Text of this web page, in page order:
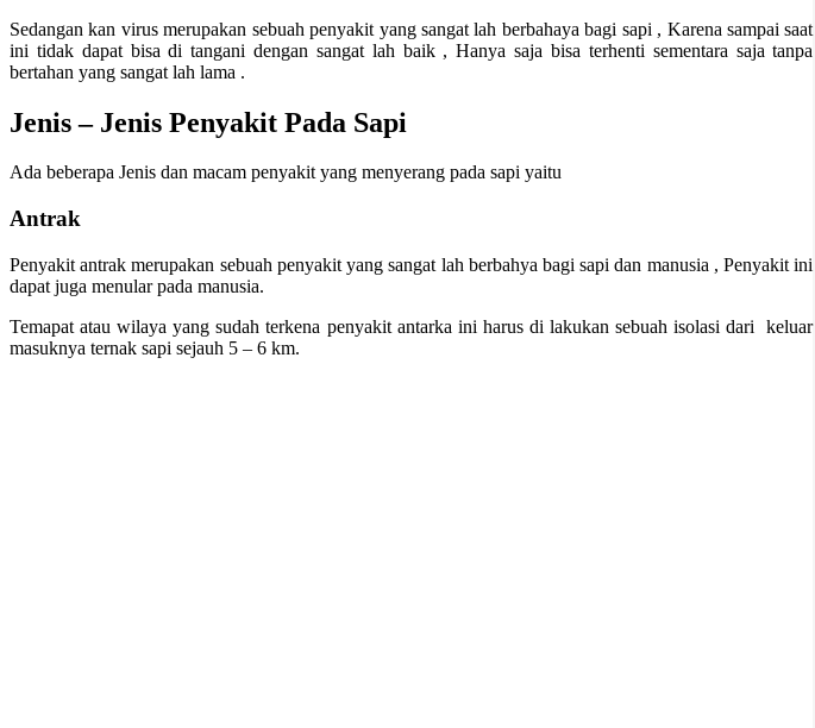
Sedangan kan virus merupakan sebuah penyakit yang sangat lah berbahaya bagi sapi , Karena sampai saat
ini tidak dapat bisa di tangani dengan sangat lah baik , Hanya saja bisa terhenti sementara saja tanpa
bertahan yang sangat lah lama .
Jenis – Jenis Penyakit Pada Sapi
Ada beberapa Jenis dan macam penyakit yang menyerang pada sapi yaitu
Antrak
Penyakit antrak merupakan sebuah penyakit yang sangat lah berbahya bagi sapi dan manusia , Penyakit ini
dapat juga menular pada manusia.
Temapat atau wilaya yang sudah terkena penyakit antarka ini harus di lakukan sebuah isolasi dari keluar
masuknya ternak sapi sejauh 5 – 6 km.